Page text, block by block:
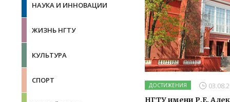
НАУКА И ИННОВАЦИИ
ЖИЗНЬ НГТУ
КУЛЬТУРА
СПОРТ
ДОСТИЖЕНИЯ
НГТУ имени Р.Е.